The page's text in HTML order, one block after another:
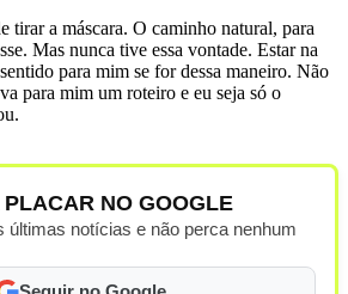
tirar a máscara. O caminho natural, para
Mas nunca tive essa vontade. Estar na
para mim se for dessa maneiro. Não
para mim um roteiro e eu seja só o
PLACAR NO GOOGLE
últimas notícias e não perca nenhum